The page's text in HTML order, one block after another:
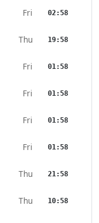
Fri 02:58
Thu 19:58
Fri 01:58
Fri 01:58
Fri 01:58
Fri 01:58
Thu 21:58
Thu 10:58